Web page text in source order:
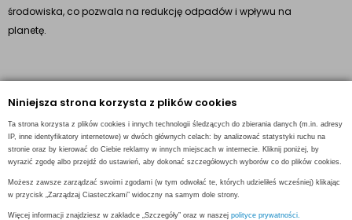
Niniejsza strona korzysta z plików cookies
Ta strona korzysta z plików cookies i innych technologii śledzących do zbierania danych (m.in. adresy
IP, inne identyfikatory internetowe) w dwóch głównych celach: by analizować statystyki ruchu na
stronie oraz by kierować do Ciebie reklamy w innych miejscach w internecie. Kliknij poniżej, by
wyrazić zgodę albo przejdź do ustawień, aby dokonać szczegółowych wyborów co do plików cookies.
Możesz zawsze zarządzać swoimi zgodami (w tym odwołać te, których udzieliłeś wcześniej) klikając
w przycisk „Zarządzaj Ciasteczkami” widoczny na samym dole strony.
Więcej informacji znajdziesz w zakładce „Szczegóły” oraz w naszej polityce prywatności.
środowiska, co pozwala na redukcję odpadów i wpływu na
planetę.
Kontakt
500 48 90 90
sklep@2cafe.pl